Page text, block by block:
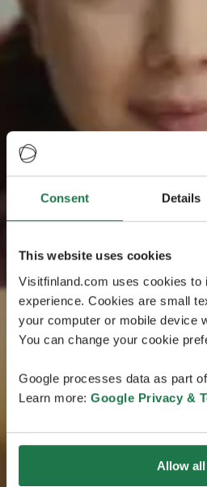
Consent Details
This website uses cookies
Visitfinland.com uses cookies to
experience. Cookies are small
your computer or mobile device
You can change your cookie
Google processes data as part
Learn more: Google Privacy &
Allow all